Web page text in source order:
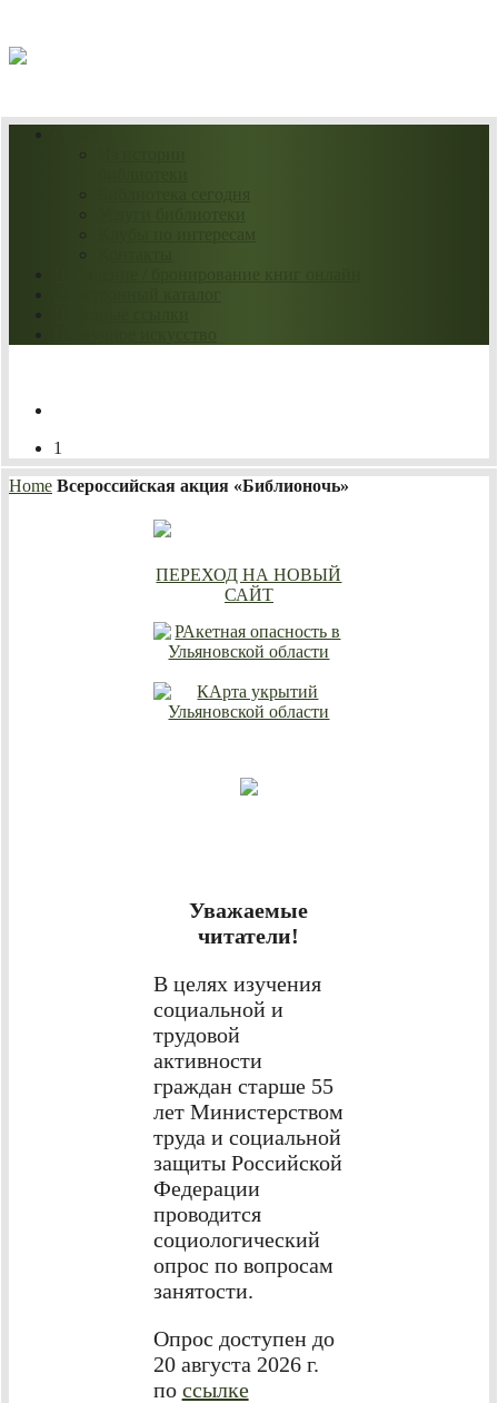
1
Home Всероссийская акция «Библионочь»
ПЕРЕХОД НА НОВЫЙ
САЙТ
Уважаемые
читатели!
В целях изучения
социальной и
трудовой
активности
граждан старше 55
лет Министерством
труда и социальной
защиты Российской
Федерации
проводится
социологический
опрос по вопросам
занятости.
Опрос доступен до
20 августа 2026 г.
по ссылке